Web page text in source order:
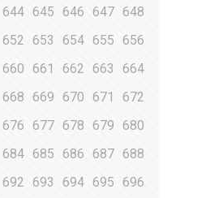
644 645 646 647 648
652 653 654 655 656
660 661 662 663
664
668 669 670 671
672
676 677 678 679
680
684 685 686 687 688
692 693 694 695
696